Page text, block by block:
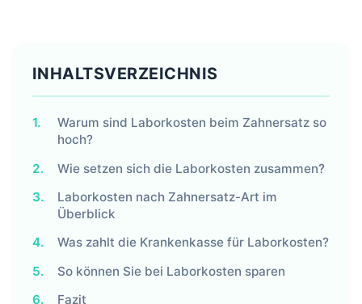
INHALTSVERZEICHNIS
1.
Warum sind Laborkosten beim Zahnersatz so
hoch?
2.
Wie setzen sich die Laborkosten zusammen?
3.
Laborkosten nach Zahnersatz-Art im
Überblick
4.
Was zahlt die Krankenkasse für Laborkosten?
5.
So können Sie bei Laborkosten sparen
6.
Fazit